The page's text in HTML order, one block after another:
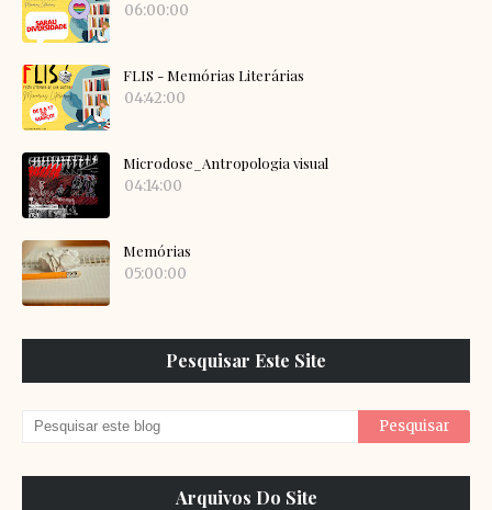
06:00:00
FLIS - Memórias Literárias
04:42:00
Microdose_Antropologia visual
04:14:00
Memórias
05:00:00
Pesquisar Este Site
Arquivos Do Site